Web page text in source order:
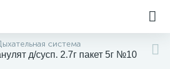
система
д/сусп. 2.7г пакет 5г №10